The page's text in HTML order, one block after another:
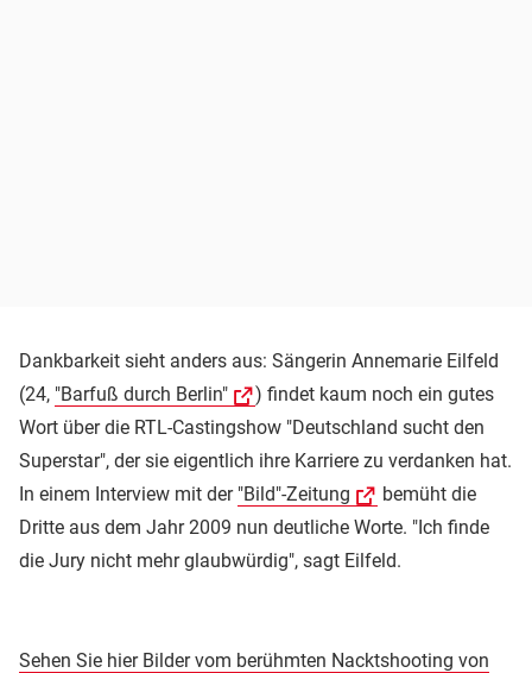
Dankbarkeit sieht anders aus: Sängerin Annemarie Eilfeld
(24, "Barfuß durch Berlin"
) findet kaum noch ein gutes
Wort über die RTL-Castingshow "Deutschland sucht den
Superstar", der sie eigentlich ihre Karriere zu verdanken hat.
In einem Interview mit der "Bild"-Zeitung
bemüht die
Dritte aus dem Jahr 2009 nun deutliche Worte. "Ich finde
die Jury nicht mehr glaubwürdig", sagt Eilfeld.
Sehen Sie hier Bilder vom berühmten Nacktshooting von